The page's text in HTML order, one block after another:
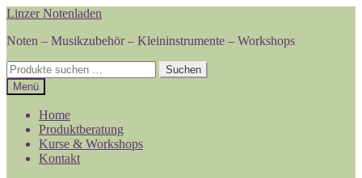
Zur
springen
Zum
springen
Linzer Notenladen
Noten – Musikzubehör – Kleininstrumente – Workshops
Suchen
nach:
Suchen
Menü
Home
Produktberatung
Kurse & Workshops
Kontakt